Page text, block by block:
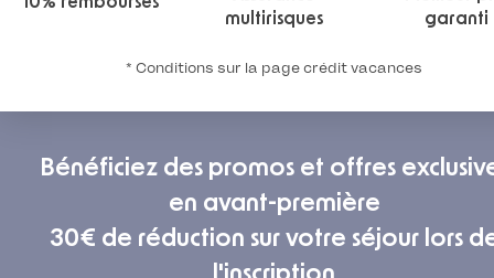
multirisques
garanti
* Conditions sur la page crédit vacances
Bénéficiez des promos et offres
en avant-première
30€ de réduction sur votre séjour lors